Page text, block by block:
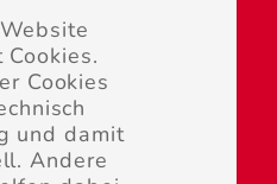
Cookies
und damit
Andere